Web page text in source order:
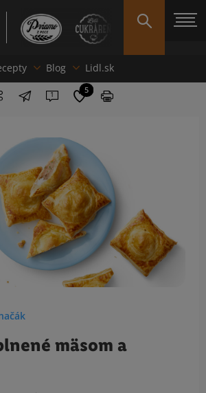
Blog Lidl.sk
1 5
mäsom a